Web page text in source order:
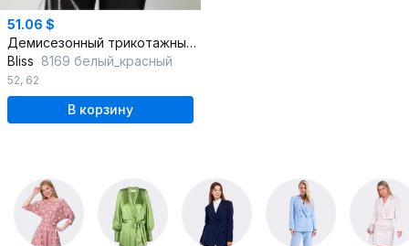
51.06 $
Демисезонный трикотажный джемпер с пайетками в белом и красном цветах
Bliss 8169 белый_красный
52, 62
В корзину